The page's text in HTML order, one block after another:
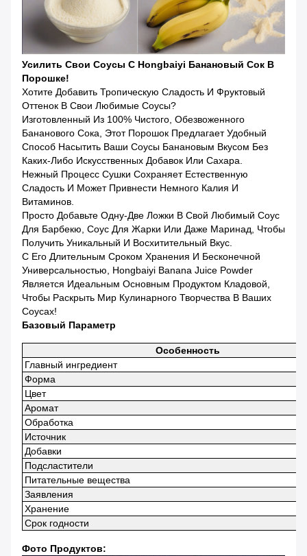
Усилить Свои Соусы С Hongbaiyi Банановый Сок В
Порошке!
Хотите Добавить Тропическую Сладость И Фруктовый
Оттенок В Свои Любимые Соусы?
Изготовленный Из 100% Чистого, Обезвоженного
Бананового Сока, Этот Порошок Предлагает Удобный
Способ Насытить Ваши Соусы Банановым Вкусом Без
Каких-Либо Искусственных Добавок Или Сахара.
Нежный Процесс Сушки Сохраняет Естественную
Сладость И Может Привнести Немного Калия И
Витаминов.
Просто Добавьте Одну-Две Ложки В Свой Любимый Соус
Для Барбекю, Соус Для Жарки Или Даже Маринад, Чтобы
Получить Уникальный И Восхитительный Вкус.
С Его Длительным Сроком Хранения И Бесконечной
Универсальностью, Hongbaiyi Banana Juice Powder
Является Идеальным Основным Продуктом Кладовой,
Чтобы Раскрыть Мир Кулинарного Творчества В Ваших
Соусах!
Базовый Параметр
Особенность
Главный ингредиент
Форма
Цвет
Аромат
Обработка
Источник
Добавки
Подсластители
Питательные вещества
Заявления
Хранение
Срок годности
Фото Продуктов: